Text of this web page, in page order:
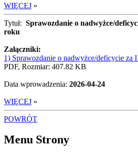
WIĘCEJ »
Tytuł: Sprawozdanie o nadwyżce/
roku
Załączniki:
1) Sprawozdanie o nadwyżce/deficycie za
PDF, Rozmiar: 407.82 KB
Data wprowadzenia: 2026-04-24
WIĘCEJ »
POWRÓT
Menu Strony